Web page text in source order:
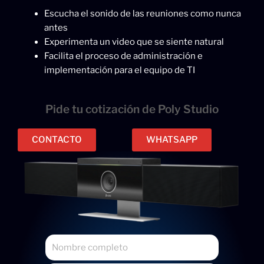
Escucha el sonido de las reuniones como nunca
antes
Experimenta un video que se siente natural
Facilita el proceso de administración e
implementación para el equipo de TI
Pide tu cotización de Poly Studio
CONTACTO WHATSAPP
N
o